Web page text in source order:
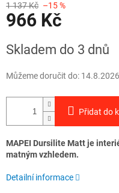
1 137 Kč –15 %
966 Kč
cena:
Skladem do 3 dnů
Můžeme doručit do: 14.8.2026
Přidat do
MAPEI Dursilite Matt je
matným vzhledem.
Detailní informace